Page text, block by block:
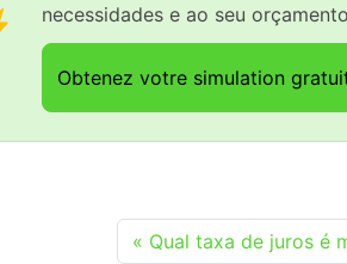
necessidades e ao seu
Obtenez votre simulation
Qual taxa de juros é